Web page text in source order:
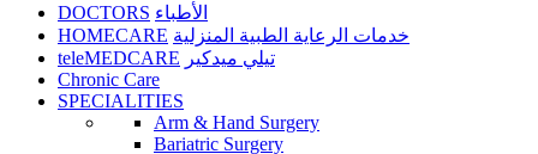
DOCTORS الأطباء
HOMECARE خدمات الرعاية الطبية المنزلية
teleMEDCARE تيلي ميدكير
Chronic Care
SPECIALITIES
Arm & Hand Surgery
Bariatric Surgery